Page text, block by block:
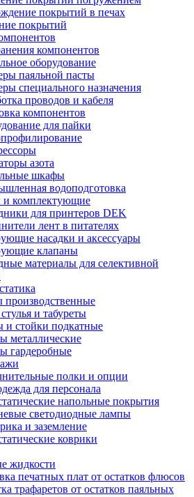
покрытий в печах
покрытий
компонентов
оборудование
паяльной пасты
специального назначения
проводов и кабеля
компонентов
для пайки
азота
шкафы
водоподготовка
и комплектующие
для принтеров DEK
лент в питателях
насадки и аксессуары
клапаны
материалы для селективной
производственные
и табуреты
и стойки подкатные
металлические
гардеробные
полки и опции
для персонала
напольные покрытия
светодиодные лампы
и заземление
коврики
жидкости
печатных плат от остатков флюсов
трафаретов от остатков паяльных